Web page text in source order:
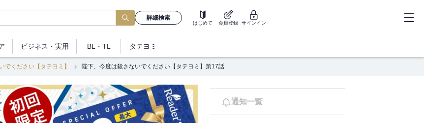
詳細検索
はじめて 会員登録 サインイン
ビジネス ・実用 BL・TL タテヨミ
でください【タテヨミ】 陛下、今度は殺さないでください【タテヨミ】第17話
通知一覧